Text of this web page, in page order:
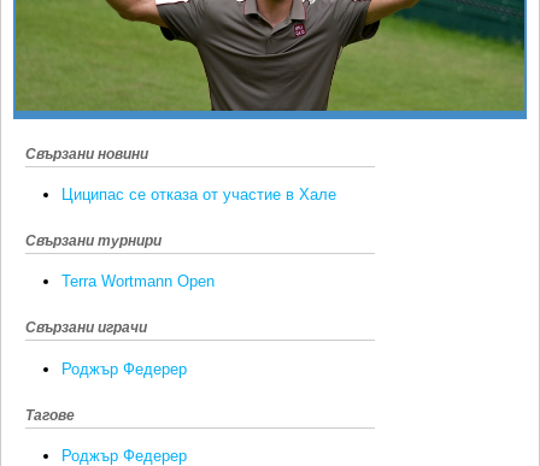
ЖЪЛТО
Свързани новини
Циципас се отказа от участие в Хале
Свързани турнири
Terra Wortmann Open
Свързани играчи
Роджър Федерер
Тагове
Роджър Федерер